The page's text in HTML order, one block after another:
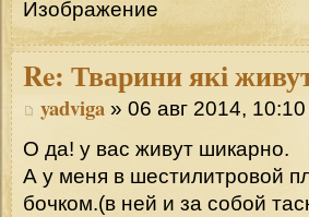
Re: Тварини які
yadviga » 06 авг 2014, 10:10
О да! у вас живут шикарно.
А у меня в шестилитровой
бочком.(в ней и за собой